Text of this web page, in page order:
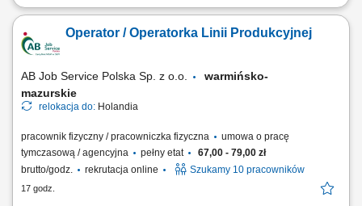
Opis stanowiska Samodzielne prowadzenie powierzonej sekcji
Monitorowanie standardów jakościowych oraz dbałość o powtarzalność
doskonałego smaku potraw. Koordynowanie codziennych procesów na
Operator / Operatorka Linii Produkcyjnej
AB Job Service Polska Sp. z o.o.
warmińsko-
mazurskie
relokacja do: Holandia
pracownik fizyczny / pracowniczka fizyczna
umowa o pracę
tymczasową / agencyjna
pełny etat
67,00 - 79,00 zł
brutto/godz.
rekrutacja online Szukamy 10 pracowników
17 godz.